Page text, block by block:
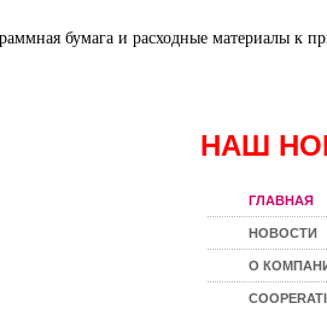
НАШ
ГЛАВНАЯ
НОВОСТИ
О